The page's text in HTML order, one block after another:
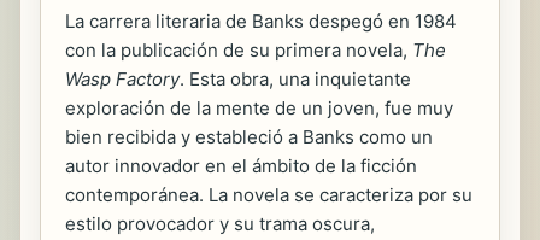
La carrera literaria de Banks despegó en 1984
con la publicación de su primera novela, The
Wasp Factory. Esta obra, una inquietante
exploración de la mente de un joven, fue muy
bien recibida y estableció a Banks como un
autor innovador en el ámbito de la ficción
contemporánea. La novela se caracteriza por su
estilo provocador y su trama oscura,